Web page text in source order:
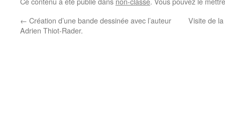
← Création d’une bande dessinée avec l’auteur
Adrien Thiot-Rader.
Visite de